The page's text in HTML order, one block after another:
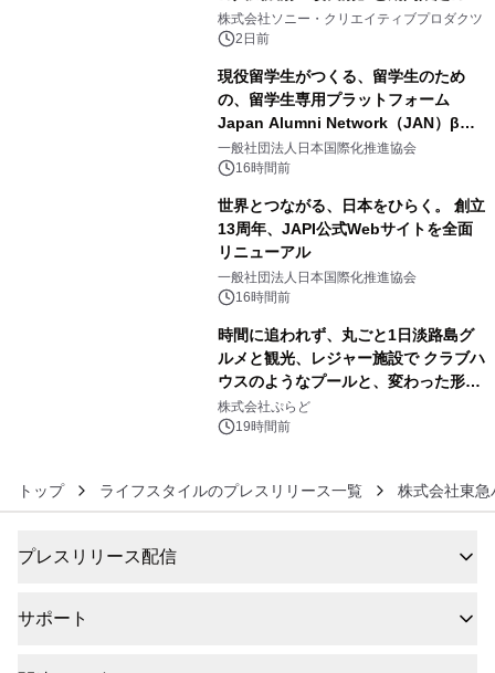
ラボレーション サウナイキタイコラ
ボグッズも発売決定！
株式会社ソニー・クリエイティブプロダクツ
2日前
現役留学生がつくる、留学生のため
の、留学生専用プラットフォーム
Japan Alumni Network（JAN）β版
をリリース
一般社団法人日本国際化推進協会
16時間前
世界とつながる、日本をひらく。 創立
13周年、JAPI公式Webサイトを全面
リニューアル
一般社団法人日本国際化推進協会
16時間前
時間に追われず、丸ごと1日淡路島グ
ルメと観光、レジャー施設で クラブハ
ウスのようなプールと、変わった形の
サウナも 「THE BOXY AWAJI」のお
得な素泊まり連泊プランで
株式会社ぷらど
19時間前
トップ ライフスタイルのプレスリリース一覧 株式会社東急
プレスリリース配信
サポート